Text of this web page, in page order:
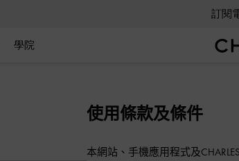
訂閱
學院
使用條款及條件
本網站、手機應用程式及